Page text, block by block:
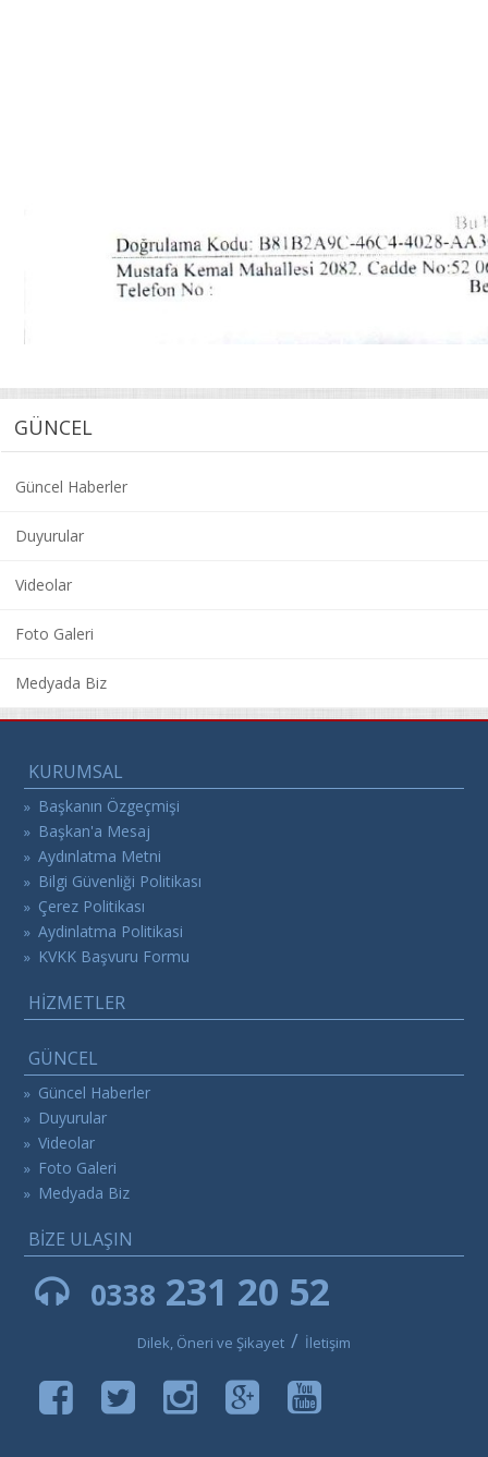
GÜNCEL
Güncel Haberler
Duyurular
Videolar
Foto Galeri
Medyada Biz
KURUMSAL
» Başkanın Özgeçmişi
» Başkan'a Mesaj
» Aydınlatma Metni
» Bilgi Güvenliği Politikası
» Çerez Politikası
» Aydinlatma Politikasi
» KVKK Başvuru Formu
HİZMETLER
GÜNCEL
» Güncel Haberler
» Duyurular
» Videolar
» Foto Galeri
» Medyada Biz
BİZE ULAŞIN
0338 231 20 52
Dilek, Öneri ve Şikayet / İletişim